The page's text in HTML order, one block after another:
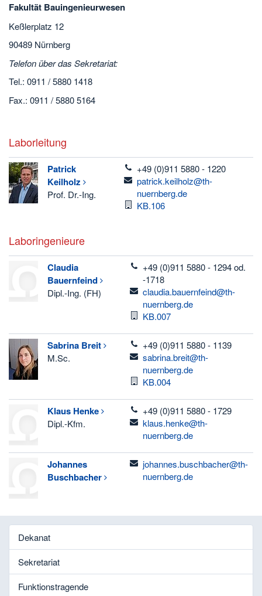
Fakultät Bauingenieurwesen
Keßlerplatz 12
90489 Nürnberg
Telefon über das Sekretariat:
Tel.: 0911 / 5880 1418
Fax.: 0911 / 5880 5164
Laborleitung
Patrick
Keilholz
Prof. Dr.-Ing.
telefon
+49 (0)911 5880 - 1220
email
patrick.keilholz@th-
nuernberg.de
Raum
KB.106
Laboringenieure
Claudia
Bauernfeind
Dipl.-Ing. (FH)
telefon
+49 (0)911 5880 - 1294 od.
-1718
email
claudia.bauernfeind@th-
nuernberg.de
Raum
KB.007
Sabrina Breit
M.Sc.
telefon
+49 (0)911 5880 - 1139
email
sabrina.breit@th-
nuernberg.de
Raum
KB.004
Klaus Henke
Dipl.-Kfm.
telefon
+49 (0)911 5880 - 1729
email
klaus.henke@th-
nuernberg.de
Johannes
Buschbacher
email
johannes.buschbacher@th-
nuernberg.de
Dekanat
Sekretariat
Funktionstragende